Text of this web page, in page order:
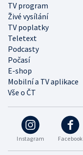
Instagram Facebook
TV program
Živé vysílání
TV poplatky
Teletext
Podcasty
Počasí
E-shop
Mobilní a TV aplikace
Vše o ČT